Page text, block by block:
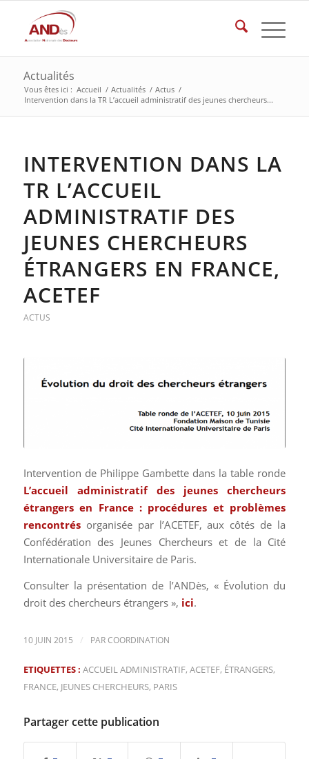
Actualités
Vous êtes ici : Accueil / Actualités / Actus /
Intervention dans la TR L’accueil administratif des jeunes chercheurs...
INTERVENTION DANS LA
TR L’ACCUEIL
ADMINISTRATIF DES
JEUNES CHERCHEURS
ÉTRANGERS EN FRANCE,
ACETEF
ACTUS
Intervention de Philippe Gambette dans la table ronde
L’accueil administratif des jeunes chercheurs
étrangers en France : procédures et problèmes
rencontrésorganisée par l’ACETEF, aux côtés de la
Confédération des Jeunes Chercheurs et de la Cité
Internationale Universitaire de Paris.
Consulter la présentation de l’ANDès, « Évolution du
droit des chercheurs étrangers », ici.
10 JUIN 2015 / PARCOORDINATION
ETIQUETTES : ACCUEIL ADMINISTRATIF, ACETEF, ÉTRANGERS,
FRANCE, JEUNES CHERCHEURS, PARIS
Partager cette publication